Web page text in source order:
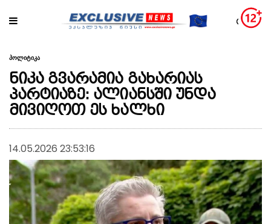
პოლიტიკა
ნიკა გვარამია გახარიას
პარტიაზე: ალიანსში უნდა
მივიღოთ ეს ხალხი
14.05.2026 23:53:16